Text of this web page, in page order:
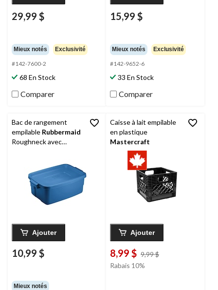
29,99 $
Mieux notés Exclusivité
#142-7600-2
68 En Stock
Comparer
15,99 $
Mieux notés Exclusivité
#142-9652-6
33 En Stock
Comparer
Bac de rangement
empilable Rubbermaid
Roughneck avec
Ajouter
10,99 $
Mieux notés
Caisse à lait empilable
en plastique
Mastercraft
Ajouter
8,99 $ 9,99 $
Rabais 10%